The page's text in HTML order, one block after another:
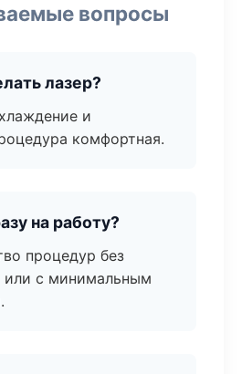
вопросы
лазер?
и
комфортная.
на работу?
процедур без
или с минимальным